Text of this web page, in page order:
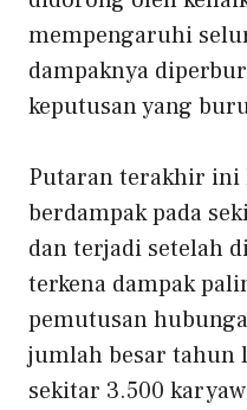
mempengaruhi
dampaknya
keputusan yang
Putaran terakhir ini
berdampak pada
dan terjadi setelah
terkena dampak
pemutusan
jumlah besar tahun
sekitar 3.500